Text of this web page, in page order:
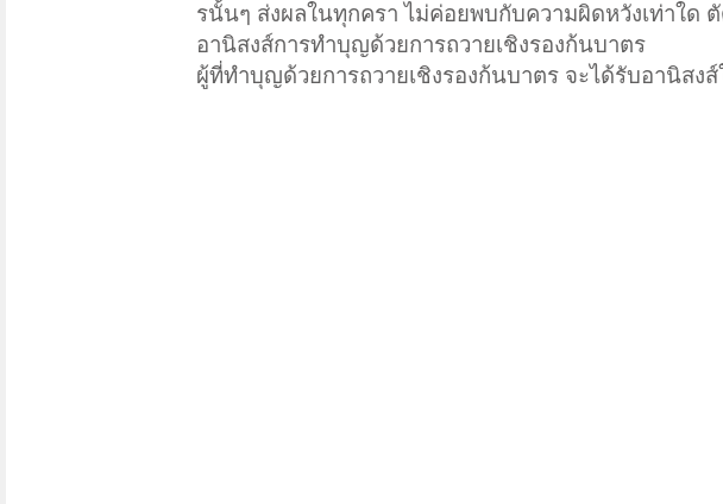
รนั้นๆ ส่งผลในทุกครา ไม่ค่อยพบกับความผิดหวังเท่าใด
อานิสงส์การทำบุญด้วยการถวายเชิงรองก้นบาตร
ผู้ที่ทำบุญด้วยการถวายเชิงรองก้นบาตร จะได้รับอานิสง